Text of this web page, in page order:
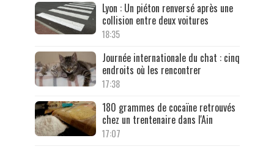
Lyon : Un piéton renversé après une
collision entre deux voitures
18:35
Journée internationale du chat : cinq
endroits où les rencontrer
17:38
180 grammes de cocaïne retrouvés
chez un trentenaire dans l'Ain
17:07